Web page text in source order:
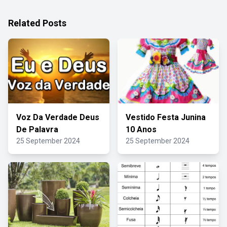
Related Posts
Voz Da Verdade Deus
De Palavra
25 September 2024
Vestido Festa Junina
10 Anos
25 September 2024